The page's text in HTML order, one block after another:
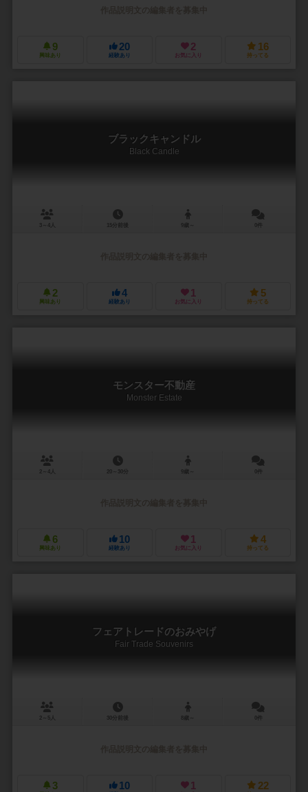
9
興味あり
20
経験あり
2
お気に入り
16
持ってる
ブラックキャンドル
Black Candle
15分前後 9歳～ 0件
2
興味あり
4
経験あり
1
お気に入り
5
持ってる
モンスター不動産
Monster Estate
2～4人 20～30分 9歳～ 0件
6
興味あり
10
経験あり
1
お気に入り
4
持ってる
フェアトレードのおみやげ
Fair Trade Souvenirs
2～5人 30分前後 0件
3 10 1 22